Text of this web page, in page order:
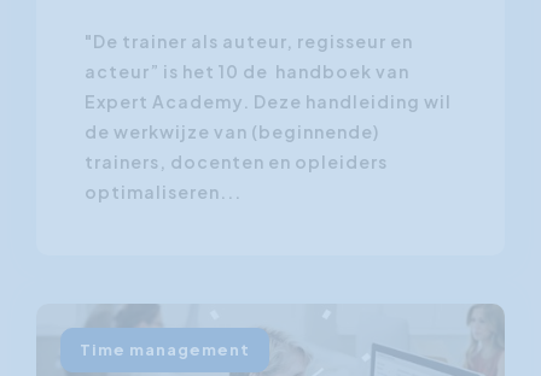
"De trainer als auteur, regisseur en
acteur” is het 10 de handboek van
Expert Academy. Deze handleiding wil
de werkwijze van (beginnende)
trainers, docenten en opleiders
optimaliseren...
Time management